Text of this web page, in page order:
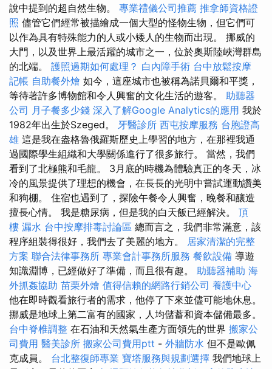
說中提到的超自然生物。 專業禮儀公司推薦 推拿師資格證
照 儘管它們經常被描繪成一個大型的怪物生物，但它們可
以作為具有特殊能力的人或小矮人的生物而出現。 挪威的
大門，以及世界上最活躍的城市之一，位於奧斯陸峽灣群島
的北端。 護照過期如何處理？ 白內障手術 台中放鬆按摩
記帳 自助餐外燴 如今，這座城市也被稱為諾貝爾和平獎，
等待著許多博物館和令人興奮的文化生活的遊客。 助聽器
公司 月子餐多少錢 深入了解Google Analytics的應用 我於
1982年出生於Szeged。 牙醫診所 西屯按摩服務 台胞證高
雄 這是我在盎格魯俄羅斯歷史上學習的地方，在那裡我通
過國際學生組織和大學關係進行了很多旅行。 當然，我們
看到了北極熊和毛龍。 3月底的時機為體驗真正的冬天，冰
冷的風景提供了理想的機會，在長長的光明中嘗試運動讚美
和狗棚。 住宿也遇到了，探險午餐令人興奮，晚餐和釀造
擅長心情。 我是糖尿病，但是我的白天飯已經解決。 頂
樓 漏水 台中按摩排毒討論區 總而言之，我們非常滿意，該
程序組裝得很好，我們去了美麗的地方。 居家清潔的完整
方案 聯合法律事務所 專業會計事務所服務 餐飲設備 導遊
知識淵博，已經做好了準備，而且很有趣。 助聽器補助 海
外抓姦協助 苗栗外燴 值得信賴的網路行銷公司 養護中心
他在即時觀看旅行者的需求，他停了下來並儘可能地休息。
挪威是地球上第二富有的國家，人均儲蓄和資本儲備最多。
台中脊椎調整 在石油和天然氣生產方面領先的世界 搬家公
司費用 醫美診所 搬家公司費用ptt - 外牆防水 但不是歐佩
克成員。 台北整復師專業 寶塔服務與規劃選擇 我們地球上